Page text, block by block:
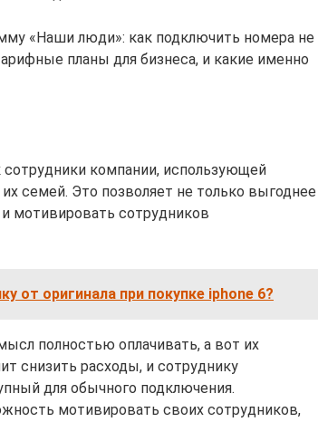
«Наши люди»: как подключить номера не
планы для бизнеса, и какие именно
компании, использующей
семей. Это позволяет не только выгоднее
мотивировать сотрудников
от оригинала при покупке iphone 6?
полностью оплачивать, а вот их
снизить расходы, и сотруднику
для обычного подключения.
мотивировать своих сотрудников,